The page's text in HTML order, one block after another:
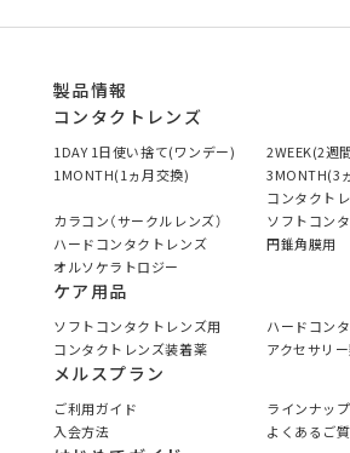
製品情報
コンタクトレンズ
1DAY 1日使い捨て(ワンデー)
2WEEK(2週
1MONTH(1ヵ月交換)
3MONTH(3
コンタクト
カラコン（サークルレンズ）
ソフトコン
ハードコンタクトレンズ
円錐角膜用
オルソケラトロジー
ケア用品
ソフトコンタクトレンズ用
ハードコン
コンタクトレンズ装着薬
アクセサリ
メルスプラン
ご利用ガイド
ラインナップ
入会方法
よくあるご